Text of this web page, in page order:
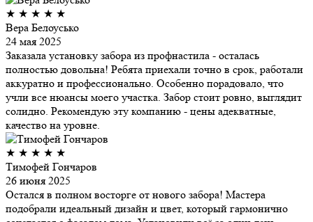
★ ★ ★ ★ ★
Вера Белоусько
24 мая 2025
Заказала установку забора из профнастила - осталась
полностью довольна! Ребята приехали точно в срок, работали
аккуратно и профессионально. Особенно порадовало, что
учли все нюансы моего участка. Забор стоит ровно, выглядит
солидно. Рекомендую эту компанию - цены адекватные,
качество на уровне.
★ ★ ★ ★ ★
Тимофей Гончаров
26 июня 2025
Остался в полном восторге от нового забора! Мастера
подобрали идеальный дизайн и цвет, который гармонично